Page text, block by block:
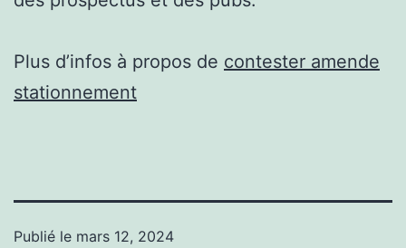
Plus d’infos à propos de contester amende
stationnement
Publié le mars 12, 2024